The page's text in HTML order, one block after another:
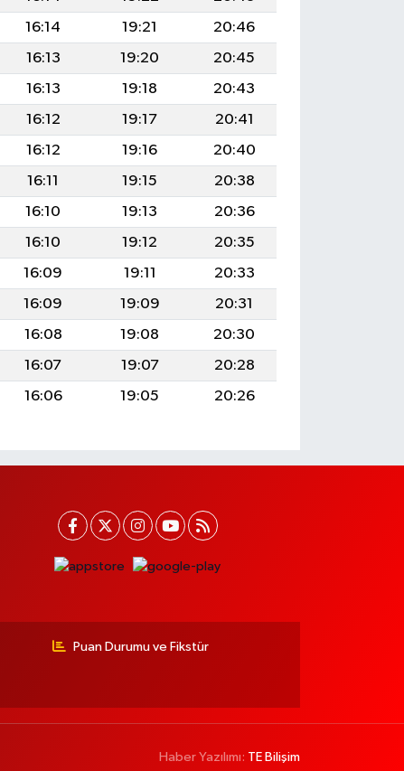
16:14 19:21
20:46
16:13 19:20
20:45
16:13 19:18
20:43
16:12 19:17
20:41
16:12 19:16
20:40
16:11 19:15
20:38
16:10 19:13
20:36
16:10 19:12
20:35
16:09 19:11
20:33
16:09 19:09
20:31
16:08 19:08
20:30
16:07 19:07
20:28
16:06 19:05 20:26
Puan Durumu ve Fikstür
Haber Yazılımı: TE Bilişim